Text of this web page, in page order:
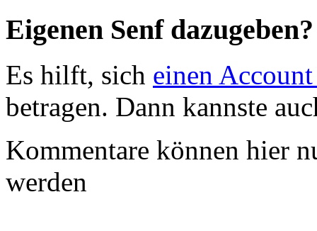
Eigenen Senf dazugeben?
Es hilft, sich einen
betragen. Dann kannste
Kommentare können hier
werden